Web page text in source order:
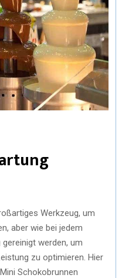
Werkzeug, um
aber wie bei jedem
werden, um
zu optimieren. Hier
Schokobrunnen